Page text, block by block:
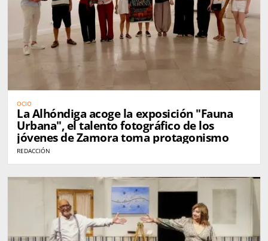
OCIO
La Alhóndiga acoge la exposición "Fauna
Urbana", el talento fotográfico de los
jóvenes de Zamora toma protagonismo
REDACCIÓN